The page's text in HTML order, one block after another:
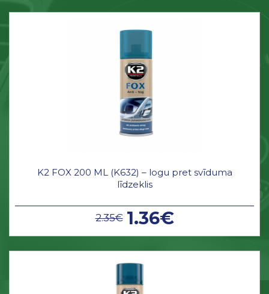
K2 FOX 200 ML (K632) – logu pret svīduma
līdzeklis
2.35€ 1.36€